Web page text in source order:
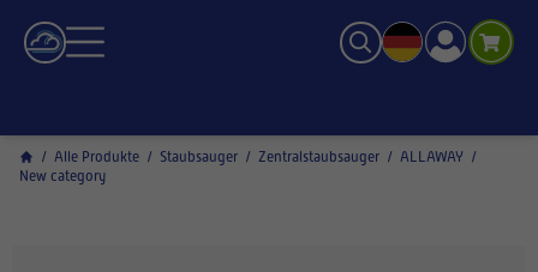
/ Alle Produkte / Staubsauger / Zentralstaubsauger / ALLAWAY /
New category